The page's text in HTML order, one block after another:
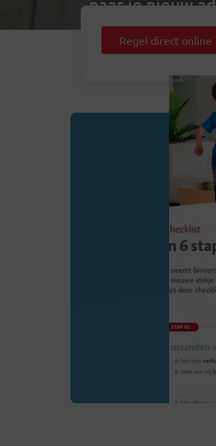
naar je nieuw
Voor11€ per maand*
Verlies geen tijd
Regel direct online